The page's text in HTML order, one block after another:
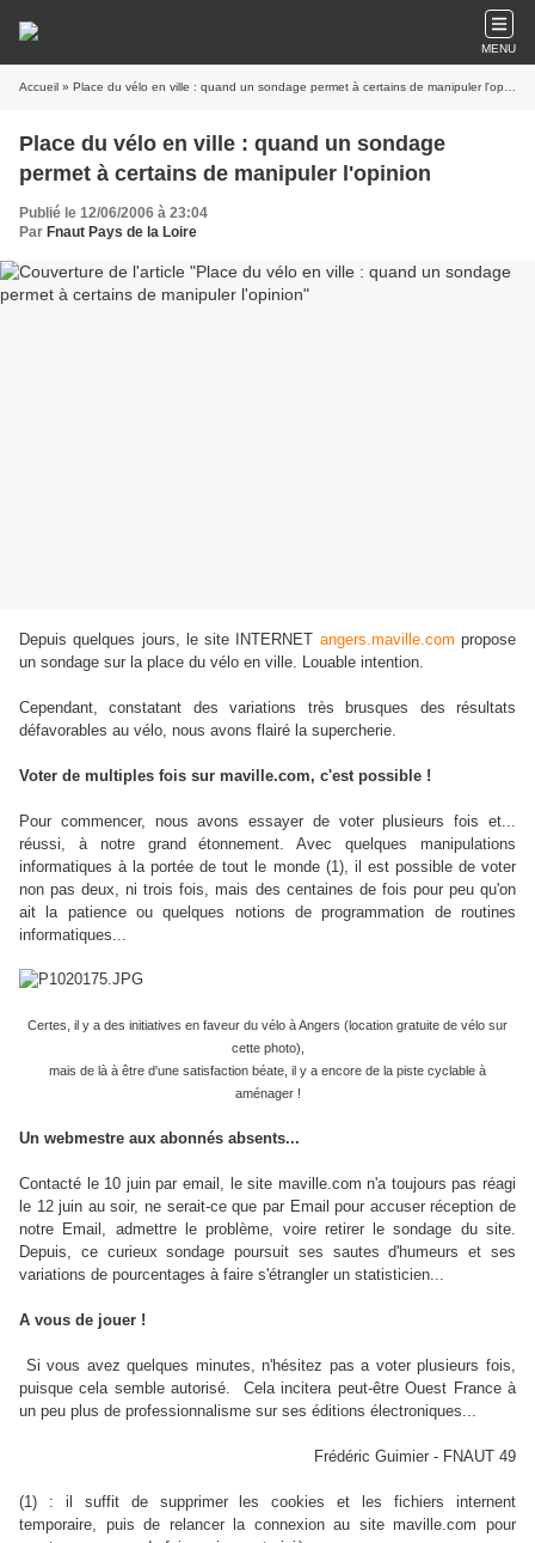
MENU
Accueil » Place du vélo en ville : quand un sondage permet à certains de manipuler l'opinion
Place du vélo en ville : quand un sondage
permet à certains de manipuler l'opinion
Publié le 12/06/2006 à 23:04
Par Fnaut Pays de la Loire
Depuis quelques jours, le site INTERNET angers.maville.com propose
un sondage sur la place du vélo en ville. Louable intention.
Cependant, constatant des variations très brusques des résultats
défavorables au vélo, nous avons flairé la supercherie.
Voter de multiples fois sur maville.com, c'est possible !
Pour commencer, nous avons essayer de voter plusieurs fois et...
réussi, à notre grand étonnement. Avec quelques manipulations
informatiques à la portée de tout le monde (1), il est possible de voter
non pas deux, ni trois fois, mais des centaines de fois pour peu qu'on
ait la patience ou quelques notions de programmation de routines
informatiques...
Certes, il y a des initiatives en faveur du vélo à Angers (location gratuite de vélo sur
cette photo),
mais de là à être d'une satisfaction béate, il y a encore de la piste cyclable à
aménager !
Un webmestre aux abonnés absents...
Contacté le 10 juin par email, le site maville.com n'a toujours pas réagi
le 12 juin au soir, ne serait-ce que par Email pour accuser réception de
notre Email, admettre le problème, voire retirer le sondage du site.
Depuis, ce curieux sondage poursuit ses sautes d'humeurs et ses
variations de pourcentages à faire s'étrangler un statisticien...
A vous de jouer !
Si vous avez quelques minutes, n'hésitez pas a voter plusieurs fois,
puisque cela semble autorisé. Cela incitera peut-être Ouest France à
un peu plus de professionnalisme sur ses éditions électroniques...
Frédéric Guimier - FNAUT 49
(1) : il suffit de supprimer les cookies et les fichiers internent
temporaire, puis de relancer la connexion au site maville.com pour